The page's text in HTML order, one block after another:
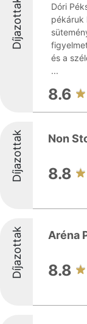
Díjazottak
Dóri
pékáruk
és a
...
8.6
Díjazottak Non
8.8
Díjazottak Aréna
8.8